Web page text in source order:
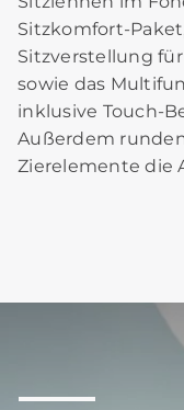
Sitzkomfort-
Sitzverstellung
sowie das
inklusive Touch-
Außerdem
Zierelemente die